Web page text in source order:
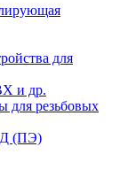
для
и др.
для резьбовых
(ПЭ)